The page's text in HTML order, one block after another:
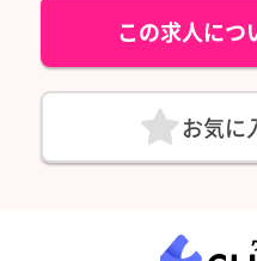
この求人につ
お気に